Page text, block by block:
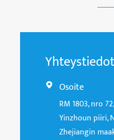
Yhteystiedot
 Osoite
RM 1803, nro
Yinzhoun piiri,
Zhejiangin